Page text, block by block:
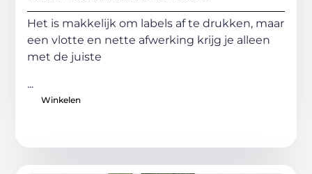
Het is makkelijk om labels af te drukken, maar
een vlotte en nette afwerking krijg je alleen
met de juiste
...
Winkelen